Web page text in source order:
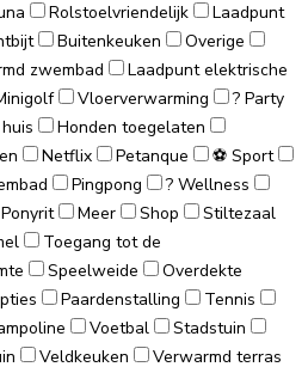
Rolstoelvriendelijk
Laadpunt
Buitenkeuken
Overige
zwembad
Laadpunt elektrische
Vloerverwarming
? Party
Honden toegelaten
Netflix Petanque
⚽ Sport
Pingpong
? Wellness
Ponyrit Meer Shop
Stiltezaal
Toegang tot de
Speelweide
Overdekte
Paardenstalling
Tennis
Voetbal
Stadstuin
Veldkeuken
Verwarmd terras